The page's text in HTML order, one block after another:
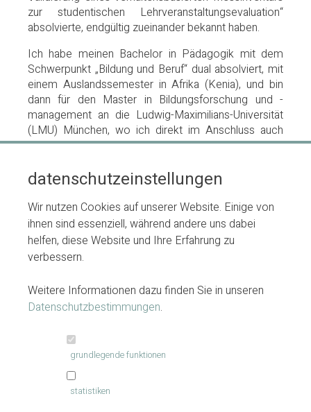
zur studentischen Lehrveranstaltungsevaluation“
absolvierte, endgültig zueinander bekannt haben.
Ich habe meinen Bachelor in Pädagogik mit dem
Schwerpunkt „Bildung und Beruf“ dual absolviert, mit
einem Auslandssemester in Afrika (Kenia), und bin
dann für den Master in Bildungsforschung und -
management an die Ludwig-Maximilians-Universität
(LMU) München, wo ich direkt im Anschluss auch
promoviert habe. Seit 2014 arbeite ich dort im
Evaluationsberaterin und Evaluatorin freiberuflich
Ich bin Mitglied der Gesellschaft für Evaluation
(DeGEval) und derCOST Association
knoedler@evaluationsberatung.com
von werthern & knödler | evaluationsberatung
datenschutzeinstellungen
Wir nutzen Cookies auf unserer Website. Einige von
ihnen sind essenziell, während andere uns dabei
helfen, diese Website und Ihre Erfahrung zu
verbessern.
Weitere Informationen dazu finden Sie in unseren
Datenschutzbestimmungen.
grundlegende funktionen
statistiken